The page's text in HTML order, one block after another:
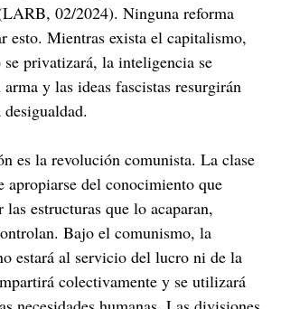
02/2024). Ninguna reforma
esto. Mientras exista el capitalismo,
privatizará, la inteligencia se
y las ideas fascistas resurgirán
es la revolución comunista. La clase
apropiarse del conocimiento que
estructuras que lo acaparan,
Bajo el comunismo, la
estará al servicio del lucro ni de la
colectivamente y se utilizará